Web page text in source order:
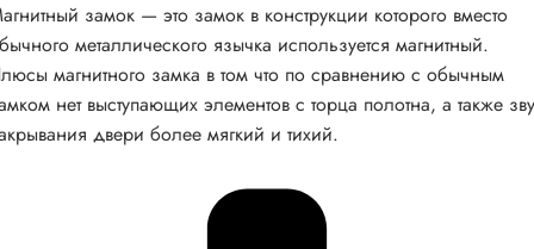
замок — это замок в конструкции которого вместо
металлического язычка используется магнитный.
магнитного замка в том что по сравнению с обычным
нет выступающих элементов с торца полотна, а также
двери более мягкий и тихий.